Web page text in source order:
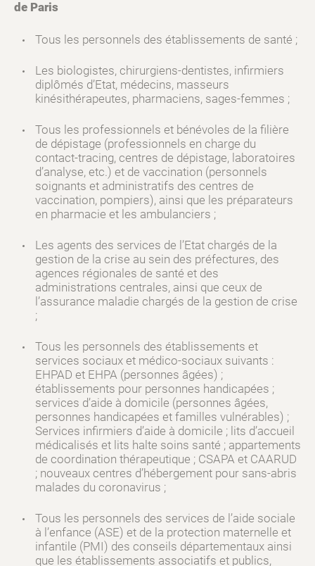
de Paris
Tous les personnels des établissements de santé ;
Les biologistes, chirurgiens-dentistes, infirmiers
diplômés d’Etat, médecins, masseurs
kinésithérapeutes, pharmaciens, sages-femmes ;
Tous les professionnels et bénévoles de la filière
de dépistage (professionnels en charge du
contact-tracing, centres de dépistage, laboratoires
d’analyse, etc.) et de vaccination (personnels
soignants et administratifs des centres de
vaccination, pompiers), ainsi que les préparateurs
en pharmacie et les ambulanciers ;
Les agents des services de l’Etat chargés de la
gestion de la crise au sein des préfectures, des
agences régionales de santé et des
administrations centrales, ainsi que ceux de
l’assurance maladie chargés de la gestion de crise
;
Tous les personnels des établissements et
services sociaux et médico-sociaux suivants :
EHPAD et EHPA (personnes âgées) ;
établissements pour personnes handicapées ;
services d’aide à domicile (personnes âgées,
personnes handicapées et familles vulnérables) ;
Services infirmiers d’aide à domicile ; lits d’accueil
médicalisés et lits halte soins santé ; appartements
de coordination thérapeutique ; CSAPA et CAARUD
; nouveaux centres d’hébergement pour sans-abris
malades du coronavirus ;
Tous les personnels des services de l’aide sociale
à l’enfance (ASE) et de la protection maternelle et
infantile (PMI) des conseils départementaux ainsi
que les établissements associatifs et publics,